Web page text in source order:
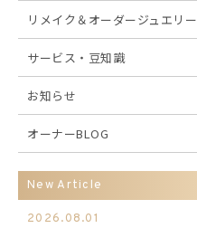
リメイク＆オーダージュエリー
サービス・豆知識
お知らせ
オーナーBLOG
New Article
2026.08.01